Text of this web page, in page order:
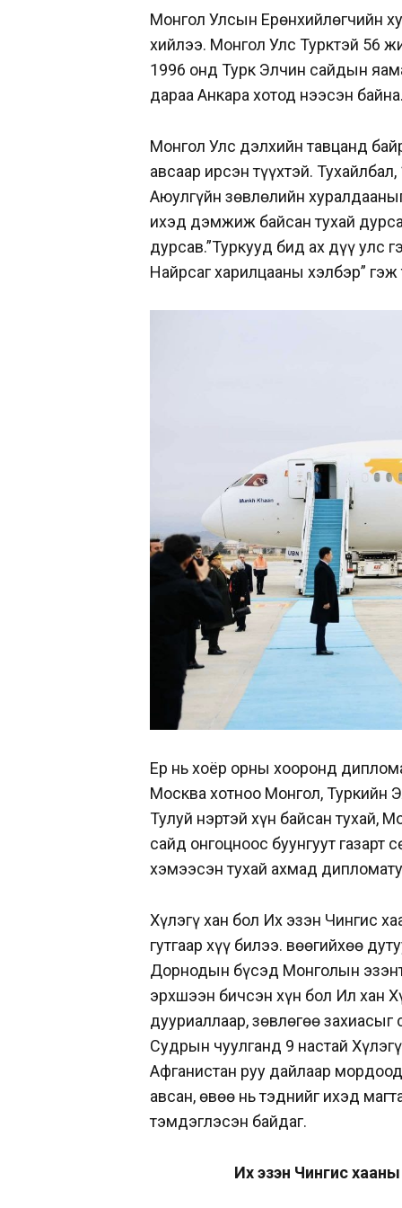
Монгол Улсын Ерөнхийлөгчийн
хийлээ. Монгол Улс Турктэй 56
1996 онд Турк Элчин сайдын
дараа Анкара хотод нээсэн
Монгол Улс дэлхийн тавцанд
авсаар ирсэн түүхтэй.
Аюулгүйн зөвлөлийн
ихэд дэмжиж байсан тухай
дурсав.”Туркууд бид ах дүү улс
Найрсаг харилцааны хэлбэр”
Ер нь хоёр орны хооронд
Москва хотноо Монгол, Туркийн
Тулуй нэртэй хүн байсан тухай,
сайд онгоцноос буунгуут газарт
хэмээсэн тухай ахмад
Хүлэгү хан бол Их эзэн Чингис
гутгаар хүү билээ. Өвөөгийхөө
Дорнодын бүсэд Монголын эзэнт
эрхшээн бичсэн хүн бол Ил хан
дууриаллаар, зөвлөгөө
Судрын чуулганд 9 настай
Афганистан руу дайлаар
авсан, өвөө нь тэднийг ихэд
тэмдэглэсэн байдаг.
Их эзэн Чингис